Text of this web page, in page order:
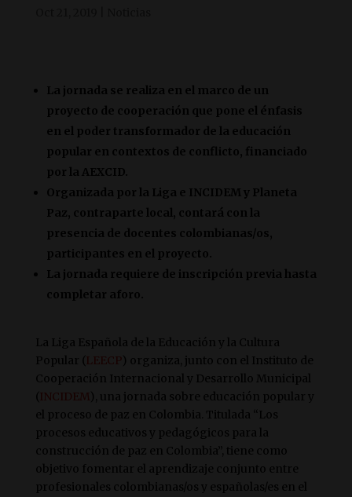
La jornada se realiza en el marco de un
proyecto de cooperación que pone el énfasis
en el poder transformador de la educación
popular en contextos de conflicto, financiado
por la AEXCID.
Organizada por la Liga e INCIDEM y Planeta
Paz, contraparte local, contará con la
presencia de docentes colombianas/os,
participantes en el proyecto.
La jornada requiere de inscripción previa hasta
completar aforo.
La Liga Española de la Educación y la Cultura
Popular ( LEECP) organiza, junto con el Instituto de
Cooperación Internacional y Desarrollo Municipal
( INCIDEM ), una jornada sobre educación popular y
el proceso de paz en Colombia. Titulada “Los
procesos educativos y pedagógicos para la
construcción de paz en Colombia”, tiene como
objetivo fomentar el aprendizaje conjunto entre
profesionales colombianas/os y españolas/es en el